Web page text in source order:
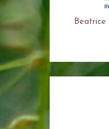
Beatrice